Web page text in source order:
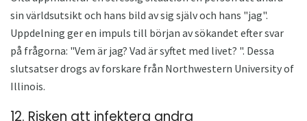
sin världsutsikt och hans bild av sig själv och hans "jag".
Uppdelning ger en impuls till början av sökandet efter svar
på frågorna: "Vem är jag? Vad är syftet med livet? ". Dessa
slutsatser drogs av forskare från Northwestern University of
Illinois.
12. Risken att infektera andra